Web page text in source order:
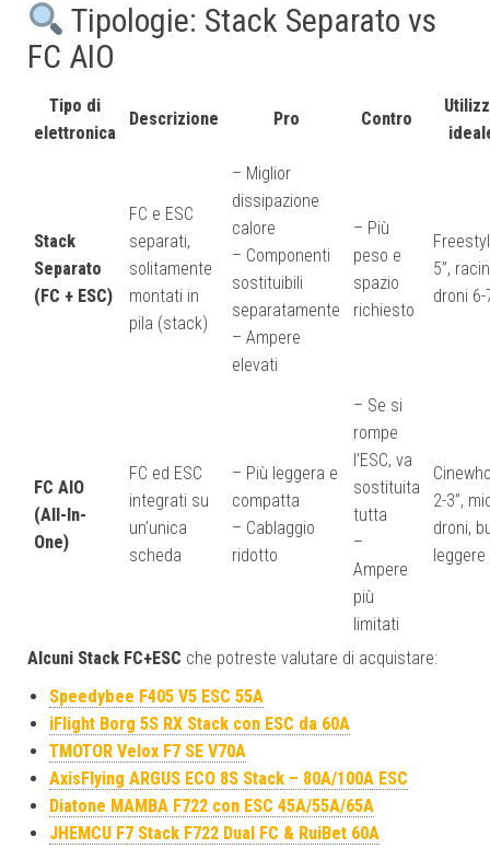
Tipologie: Stack Separato vs
FC AIO
Tipo di
elettronica
Descrizione Pro Contro
Stack
Separato
(FC + ESC)
FC e ESC
separati,
solitamente
montati in
pila (stack)
– Miglior
dissipazione
calore
– Componenti
sostituibili
separatamente
– Ampere
elevati
– Più
peso e
spazio
richiesto
5”,
droni 6-
FC AIO
(All-In-
One)
FC ed ESC
integrati su
un’unica
scheda
– Più leggera e
compatta
– Cablaggio
ridotto
– Se si
rompe
l’ESC, va
sostituita
tutta
–
Ampere
più
limitati
2-3”,
droni,
leggere
Alcuni Stack FC+ESC che potreste valutare di acquistare:
Speedybee F405 V5 ESC 55A
iFlight Borg 5S RX Stack con ESC da 60A
TMOTOR Velox F7 SE V70A
AxisFlying ARGUS ECO 8S Stack – 80A/100A ESC
Diatone MAMBA F722 con ESC 45A/55A/65A
JHEMCU F7 Stack F722 Dual FC & RuiBet 60A